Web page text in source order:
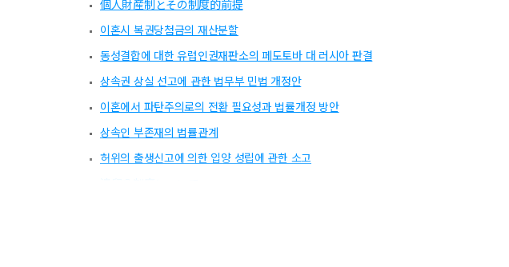
個人財産制とその制度的前提
이혼시 복권당첨금의 재산분할
동성결합에 대한 유럽인권재판소의 페도토바 대 러시아 판결
상속권 상실 선고에 관한 법무부 민법 개정안
이혼에서 파탄주의로의 전환 필요성과 법률개정 방안
상속인 부존재의 법률관계
허위의 출생신고에 의한 입양 성립에 관한 소고